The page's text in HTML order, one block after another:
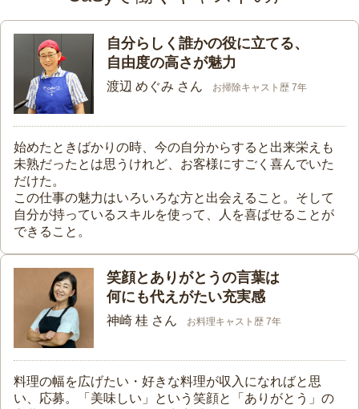
自分らしく誰かの役に立てる、
自由度の高さが魅力
渡辺 めぐみ さん お掃除キャスト歴 7年
始めたときばかりの時、今の自分からすると出来栄えも
未熟だったとは思うけれど、お客様にすごく喜んでいた
だけた。
この仕事の魅力はいろいろな方と出会えること。そして
自分が持っているスキルを使って、人を喜ばせることが
できること。
笑顔とありがとうの言葉は
何にも代えがたい充実感
神崎 桂 さん お料理キャスト歴 7年
料理の幅を広げたい・好きな料理が収入になればと思
い、応募。「美味しい」という笑顔と「ありがとう」の